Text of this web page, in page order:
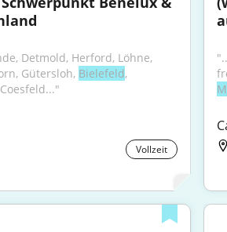
Detmold, Herford, Löhne,
Gütersloh, Bielefeld,
Vollzeit